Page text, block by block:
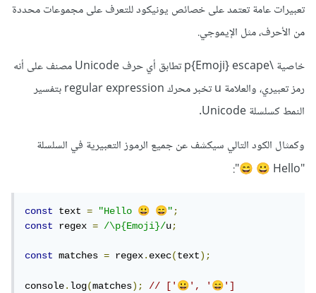
تعبيرات عامة تعتمد على خصائص يونيكود للتعرف على مجموعات محددة
من الأحرف، مثل الإيموجي.
خاصية \p{Emoji} escape تطابق أي حرف Unicode مصنف على أنه
رمز تعبيري، والعلامة u تخبر محرك regular expression بتفسير
النمط كسلسلة Unicode.
وكمثال الكود التالي سيكشف عن جميع الرموز التعبيرية في السلسلة
"Hello
😀
😄
":
const text = "Hello 😀 😄";
const
regex = /\p{Emoji}/u;
const matches = regex.exec(text);
console.log(matches); // ['😀', '😄']